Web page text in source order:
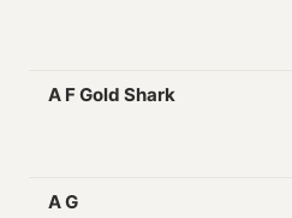
A F Gold Shark
A G